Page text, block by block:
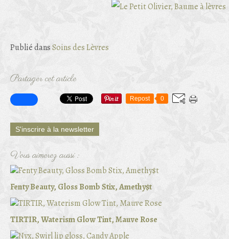
Publié dansSoins des Lèvres
Partager cet article
Repost 0
S'inscrire à la newsletter
Vous aimerez aussi :
Fenty Beauty, Gloss Bomb Stix, Amethy$t
TIRTIR, Waterism Glow Tint, Mauve Rose